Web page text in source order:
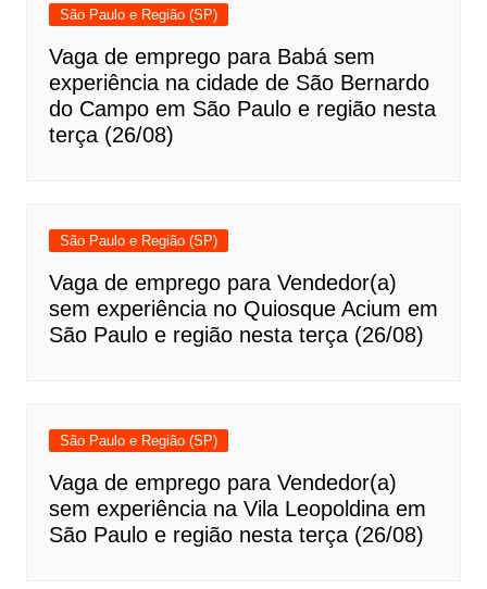
São Paulo e Região (SP)
Vaga de emprego para Babá sem
experiência na cidade de São Bernardo
do Campo em São Paulo e região nesta
terça (26/08)
São Paulo e Região (SP)
Vaga de emprego para Vendedor(a)
sem experiência no Quiosque Acium em
São Paulo e região nesta terça (26/08)
São Paulo e Região (SP)
Vaga de emprego para Vendedor(a)
sem experiência na Vila Leopoldina em
São Paulo e região nesta terça (26/08)